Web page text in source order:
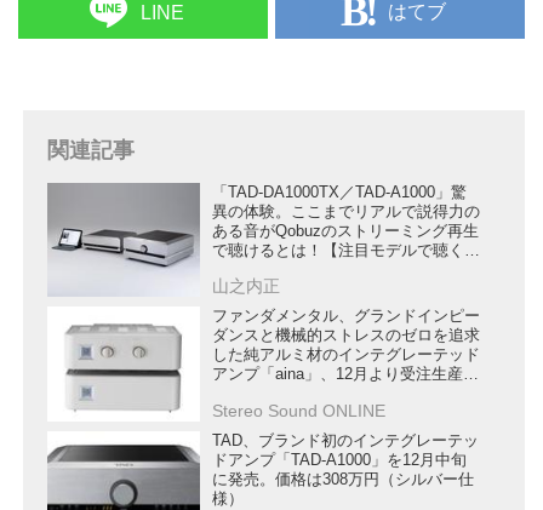
LINE はてブ
関連記事
「TAD-DA1000TX／TAD-A1000」驚
異の体験。ここまでリアルで説得力の
ある音がQobuzのストリーミング再生
で聴けるとは！【注目モデルで聴く
山之内正
ファンダメンタル、グランドインピー
ダンスと機械的ストレスのゼロを追求
した純アルミ材のインテグレーテッド
アンプ「aina」、12月より受注生産開
Stereo Sound ONLINE
TAD、ブランド初のインテグレーテッ
ドアンプ「TAD-A1000」を12月中旬
に発売。価格は308万円（シルバー仕
様）